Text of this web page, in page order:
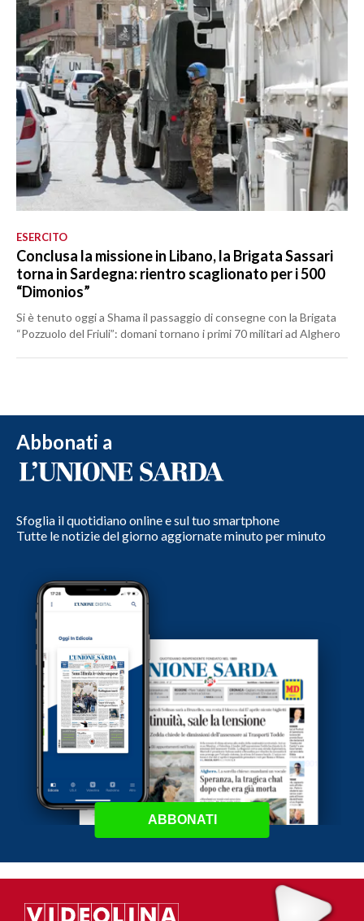
ESERCITO
Conclusa la missione in Libano, la Brigata Sassari
torna in Sardegna: rientro scaglionato per i 500
“Dimonios”
Si è tenuto oggi a Shama il passaggio di consegne con la Brigata
“Pozzuolo del Friuli”: domani tornano i primi 70 militari ad Alghero
Abbonati a
Sfoglia il quotidiano online e sul tuo smartphone
Tutte le notizie del giorno aggiornate minuto per minuto
ABBONATI